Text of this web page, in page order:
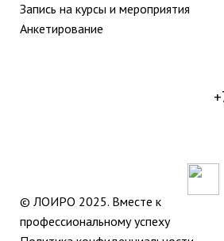
Запись на курсы и мероприятия
Анкетирование
© ЛОИРО 2025. Вместе к
профессиональному успеху